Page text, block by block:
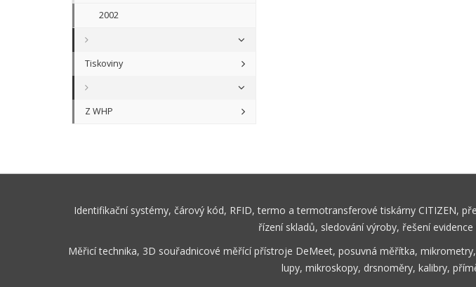
2002
Tiskoviny
Z WHP
Identifikační systémy, čárový kód, RFID, termo a termotransferové tiskárny CITIZEN,
řízení skladů, sledování výroby, řešení
Měřicí technika, 3D souřadnicové měřící přístroje DeMeet, posuvná měřítka,
lupy, mikroskopy, drsnoměry, kalibry,